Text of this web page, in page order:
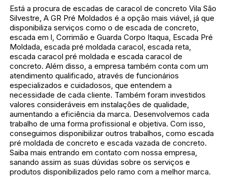
Está a procura de escadas de caracol de concreto Vila São
Silvestre, A GR Pré Moldados é a opção mais viável, já que
disponibiliza serviços como o de escada de concreto,
escada em l, Corrimão e Guarda Corpo Itaqua, Escada Pré
Moldada, escada pré moldada caracol, escada reta,
escada caracol pré moldada e escada caracol de
concreto. Além disso, a empresa também conta com um
atendimento qualificado, através de funcionários
especializados e cuidadosos, que entendem a
necessidade de cada cliente. Também foram investidos
valores consideráveis em instalações de qualidade,
aumentando a eficiência da marca. Desenvolvemos cada
trabalho de uma forma profissional e objetiva. Com isso,
conseguimos disponibilizar outros trabalhos, como escada
pré moldada de concreto e escada vazada de concreto.
Saiba mais entrando em contato com nossa empresa,
sanando assim as suas dúvidas sobre os serviços e
produtos disponibilizados pelo ramo com a melhor marca.